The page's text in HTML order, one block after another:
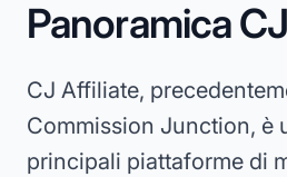
Panoramica
CJ Affiliate,
Commission Junction, è
principali piattaforme di